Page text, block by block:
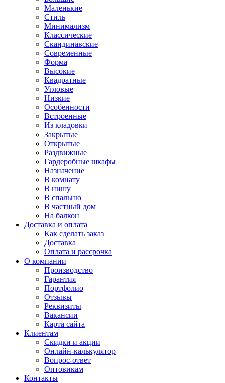
Маленькие
Стиль
Минимализм
Классические
Скандинавские
Современные
Форма
Высокие
Квадратные
Угловые
Низкие
Особенности
Встроенные
Из кладовки
Закрытые
Открытые
Раздвижные
Гардеробные шкафы
Назначение
В комнату
В нишу
В спальню
В частный дом
На балкон
Доставка и оплата
Как сделать заказ
Доставка
Оплата и рассрочка
О компании
Производство
Гарантия
Портфолио
Отзывы
Реквизиты
Вакансии
Карта сайта
Клиентам
Скидки и акции
Онлайн-калькулятор
Вопрос-ответ
Оптовикам
Контакты